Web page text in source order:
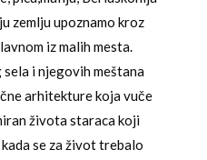
zemlju upoznamo kroz
iz malih mesta.
i njegovih meštana
arhitekture koja vuče
života staraca koji
se za život trebalo